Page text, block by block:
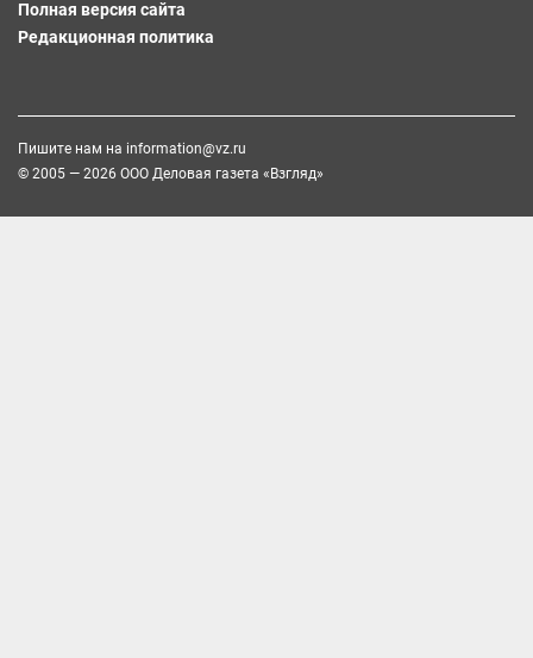
Полная версия сайта
Редакционная политика
Пишите нам на information@vz.ru
© 2005 — 2026 ООО Деловая газета «Взгляд»